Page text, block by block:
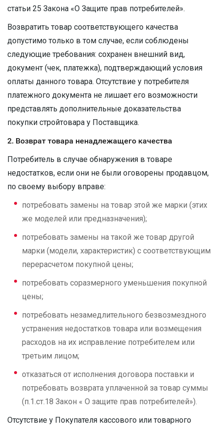
статьи 25 Закона «О Защите прав потребителей».
Возвратить товар соответствующего качества
допустимо только в том случае, если соблюдены
следующие требования: сохранен внешний вид,
документ (чек, платежка), подтверждающий условия
оплаты данного товара. Отсутствие у потребителя
платежного документа не лишает его возможности
представлять дополнительные доказательства
покупки стройтовара у Поставщика.
2. Возврат товара ненадлежащего качества
Потребитель в случае обнаружения в товаре
недостатков, если они не были оговорены продавцом,
по своему выбору вправе:
потребовать замены на товар этой же марки (этих
же моделей или предназначения);
потребовать замены на такой же товар другой
марки (модели, характеристик) с соответствующим
перерасчетом покупной цены;
потребовать соразмерного уменьшения покупной
цены;
потребовать незамедлительного безвозмездного
устранения недостатков товара или возмещения
расходов на их исправление потребителем или
третьим лицом;
отказаться от исполнения договора поставки и
потребовать возврата уплаченной за товар суммы
(п.1.ст.18 Закон « О защите прав потребителей»).
Отсутствие у Покупателя кассового или товарного